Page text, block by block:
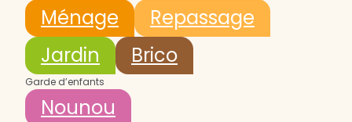
Ménage
Repassage
Jardin
Brico
Garde d’enfants
Nounou